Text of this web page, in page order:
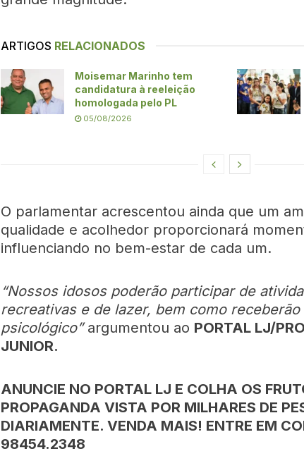
ARTIGOS RELACIONADOS
Moisemar Marinho tem
candidatura à reeleição
homologada pelo PL
05/08/2026
O parlamentar acrescentou ainda que um
qualidade e acolhedor proporcionará
influenciando no bem-estar de cada um.
“Nossos idosos poderão participar de
recreativas e de lazer, bem como
psicológico”argumentou ao PORTAL LJ/
JUNIOR.
ANUNCIE NO PORTAL LJ E COLHA OS
PROPAGANDA VISTA POR MILHARES DE
DIARIAMENTE. VENDA MAIS! ENTRE EM
98454.2348